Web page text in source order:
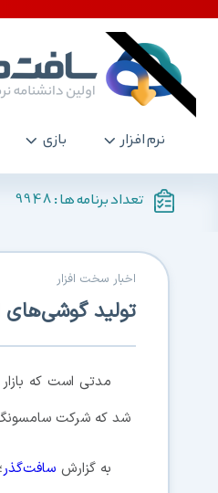
نرم افزار بازی
تعداد برنامه ها :9948
اخبار سخت افزار
تولید
مدتی است که
شد که شرکت سامسونگ
به گزارش سافت‌گذر